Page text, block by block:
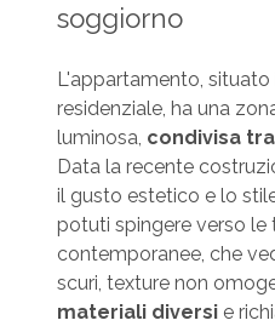
soggiorno
L'appartamento,
residenziale, ha una
luminosa, condivisa
Data la recente
il gusto estetico e lo
potuti spingere verso le
contemporanee, che
scuri, texture non
materiali diversie